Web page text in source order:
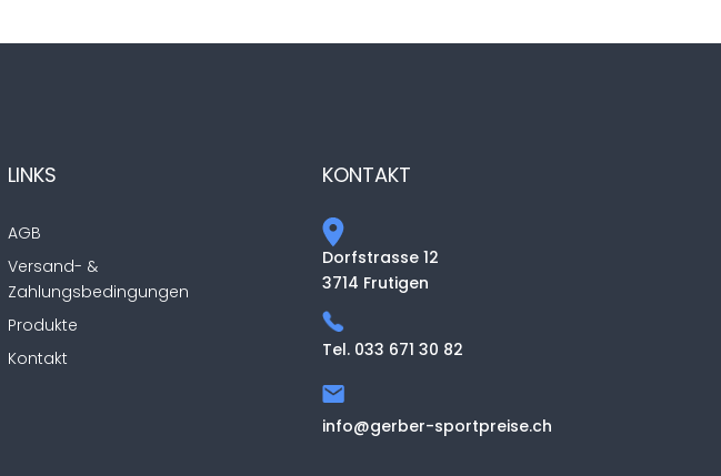
LINKS
AGB
Versand- &
Zahlungsbedingungen
Produkte
Kontakt
KONTAKT
Dorfstrasse 12
3714 Frutigen
Tel. 033 671 30 82
info@gerber-sportpreise.ch